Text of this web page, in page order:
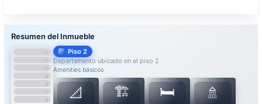
6
7
8
9
10
11
12
Piso 2
Departamento ubicado en el piso 2
Amenities básicos
📐 🏗️ 🛏️ 🚿